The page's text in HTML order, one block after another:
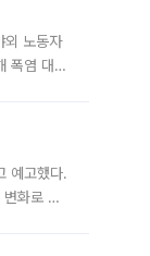
외 노동자
폭염 대응
예고했다.
화로 평